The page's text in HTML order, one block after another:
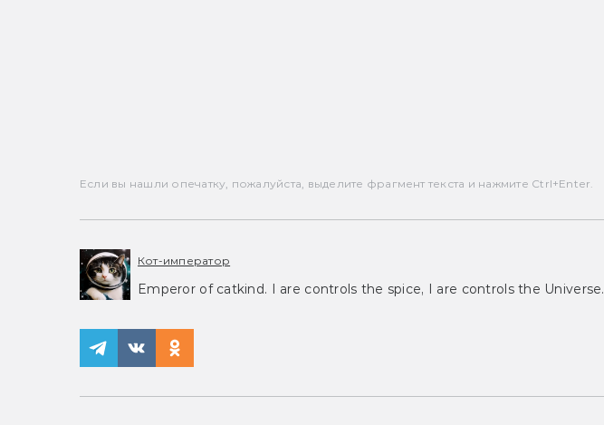
Если вы нашли опечатку, пожалуйста, выделите фрагмент текста и нажмите Ctrl+Enter.
Кот-император
Emperor of catkind. I are controls the spice, I are controls the Universe.